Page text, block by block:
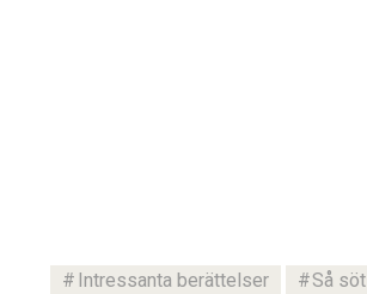
Intressanta berättelser Så söt